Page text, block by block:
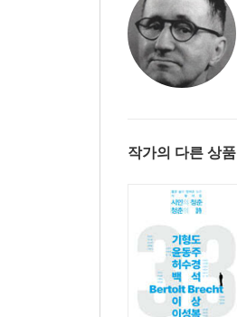
작가의 다른 상품